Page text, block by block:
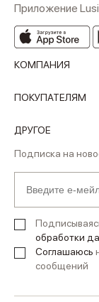
Приложение
КОМПАНИЯ
ПОКУПАТЕЛЯМ
ДРУГОЕ
Подписка на
обработки
Соглашаюсь
сообщений